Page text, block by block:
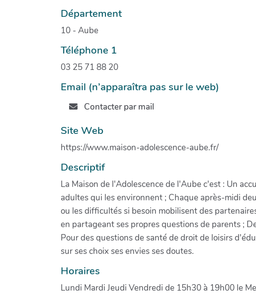
Département
10 - Aube
Téléphone 1
03 25 71 88 20
Email (n’apparaîtra pas sur le web)
Contacter par mail
Site Web
https://www.maison-adolescence-aube.fr/
Descriptif
La Maison de l'Adolescence de l'Aube c'est : Un
adultes qui les environnent ; Chaque après-midi
ou les difficultés si besoin mobilisent des
en partageant ses propres questions de parents ;
Pour des questions de santé de droit de loisirs
sur ses choix ses envies ses doutes.
Horaires
Lundi Mardi Jeudi Vendredi de 15h30 à 19h00 le